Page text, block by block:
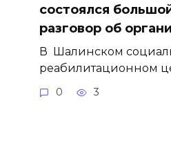
состоялся
разговор об
В Шалинском
реабилитационном
0 3